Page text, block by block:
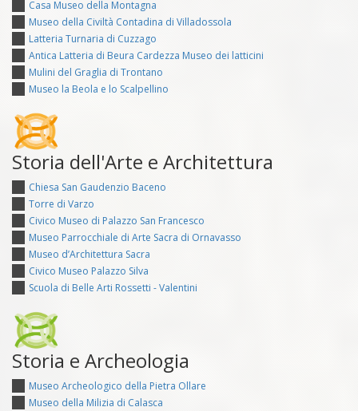
Casa Museo della Montagna
Museo della Civiltà Contadina di Villadossola
Latteria Turnaria di Cuzzago
Antica Latteria di Beura Cardezza Museo dei latticini
Mulini del Graglia di Trontano
Museo la Beola e lo Scalpellino
Storia dell'Arte e Architettura
Chiesa San Gaudenzio Baceno
Torre di Varzo
Civico Museo di Palazzo San Francesco
Museo Parrocchiale di Arte Sacra di Ornavasso
Museo d’Architettura Sacra
Civico Museo Palazzo Silva
Scuola di Belle Arti Rossetti - Valentini
Storia e Archeologia
Museo Archeologico della Pietra Ollare
Museo della Milizia di Calasca